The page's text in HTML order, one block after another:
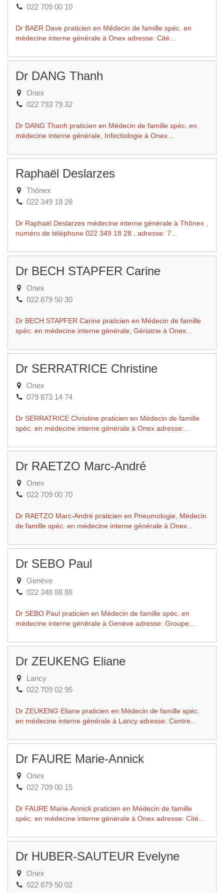
022 709 00 10
Dr BAER Dave praticien en Médecin de famille spéc. en
médecine interne générale à Onex adresse: Cité...
Dr DANG Thanh
Onex
022 793 79 32
Dr DANG Thanh praticien en Médecin de famille spéc. en
médecine interne générale, Infectiologie à Onex...
Raphaël Deslarzes
Thônex
022 349 18 28
Dr Raphaël Deslarzes médecine interne générale à Thônex ,
numéro de téléphone 022 349 18 28 , adresse: 7...
Dr BECH STAPFER Carine
Onex
022 879 50 30
Dr BECH STAPFER Carine praticien en Médecin de famille
spéc. en médecine interne générale, Gériatrie à Onex...
Dr SERRATRICE Christine
Onex
079 873 14 74
Dr SERRATRICE Christine praticien en Médecin de famille
spéc. en médecine interne générale à Onex adresse:...
Dr RAETZO Marc-André
Onex
022 709 00 70
Dr RAETZO Marc-André praticien en Pneumologie, Médecin
de famille spéc. en médecine interne générale à Onex...
Dr SEBO Paul
Genève
022 348 88 88
Dr SEBO Paul praticien en Médecin de famille spéc. en
médecine interne générale à Genève adresse: Groupe...
Dr ZEUKENG Eliane
Lancy
022 709 02 95
Dr ZEUKENG Eliane praticien en Médecin de famille spéc.
en médecine interne générale à Lancy adresse: Centre...
Dr FAURE Marie-Annick
Onex
022 709 00 15
Dr FAURE Marie-Annick praticien en Médecin de famille
spéc. en médecine interne générale à Onex adresse: Cité...
Dr HUBER-SAUTEUR Evelyne
Onex
022 879 50 02